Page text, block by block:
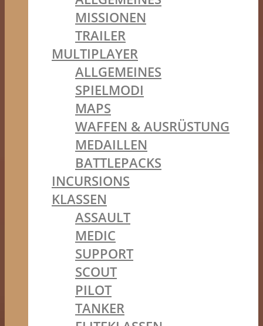
MISSIONEN
TRAILER
MULTIPLAYER
ALLGEMEINES
SPIELMODI
MAPS
WAFFEN & AUSRÜSTUNG
MEDAILLEN
BATTLEPACKS
INCURSIONS
KLASSEN
ASSAULT
MEDIC
SUPPORT
SCOUT
PILOT
TANKER